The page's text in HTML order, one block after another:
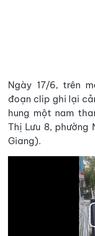
Ngày 17/6, trên
đoạn clip ghi lại
hung một nam
Thị Lưu 8, phường
Giang).